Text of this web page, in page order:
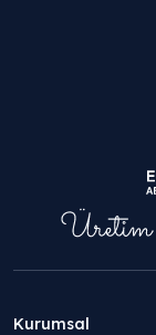
Kurumsal